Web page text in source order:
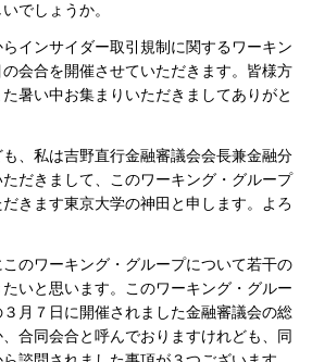
でしょうか。
インサイダー取引規制に関するワーキン
会合を開催させていただきます。皆様方
暑い中お集まりいただきましてありがと
、私は吉野直行金融審議会会長兼金融分
だきまして、このワーキング・グループ
きます東京大学の神田と申します。よろ
のワーキング・グループについて若干の
いと思います。このワーキング・グルー
月７日に開催されました金融審議会の総
合同会合と呼んでおりますけれども、同